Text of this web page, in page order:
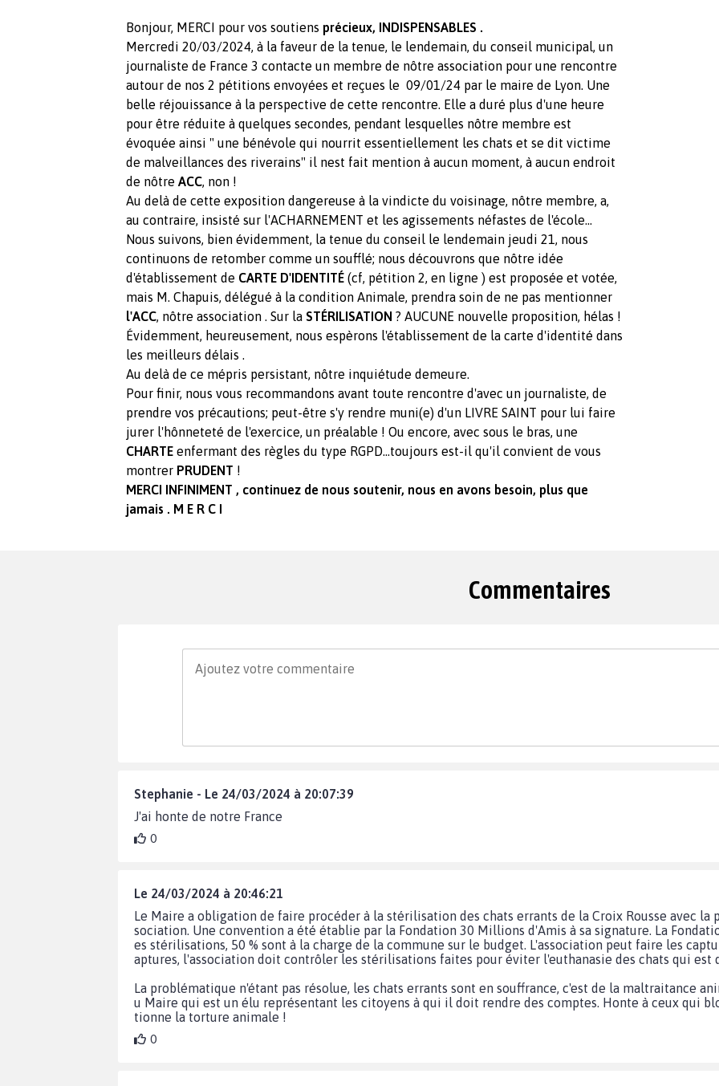
Bonjour, MERCI pour vos soutiens précieux, INDISPENSABLES .
Mercredi 20/03/2024, à la faveur de la tenue, le lendemain, du conseil municipal, un
journaliste de France 3 contacte un membre de nôtre association pour une rencontre
autour de nos 2 pétitions envoyées et reçues le 09/01/24 par le maire de Lyon. Une
belle réjouissance à la perspective de cette rencontre. Elle a duré plus d'une heure
pour être réduite à quelques secondes, pendant lesquelles nôtre membre est
évoquée ainsi " une bénévole qui nourrit essentiellement les chats et se dit victime
de malveillances des riverains" il nest fait mention à aucun moment, à aucun endroit
de nôtre ACC, non !
Au delà de cette exposition dangereuse à la vindicte du voisinage, nôtre membre, a,
au contraire, insisté sur l'ACHARNEMENT et les agissements néfastes de l'école...
Nous suivons, bien évidemment, la tenue du conseil le lendemain jeudi 21, nous
continuons de retomber comme un soufflé; nous découvrons que nôtre idée
d'établissement de CARTE D'IDENTITÉ (cf, pétition 2, en ligne ) est proposée et votée,
mais M. Chapuis, délégué à la condition Animale, prendra soin de ne pas mentionner
l'ACC, nôtre association . Sur la STÉRILISATION ? AUCUNE nouvelle proposition, hélas !
Évidemment, heureusement, nous espèrons l'établissement de la carte d'identité dans
les meilleurs délais .
Au delà de ce mépris persistant, nôtre inquiétude demeure.
Pour finir, nous vous recommandons avant toute rencontre d'avec un journaliste, de
prendre vos précautions; peut-être s'y rendre muni(e) d'un LIVRE SAINT pour lui faire
jurer l'hônneteté de l'exercice, un préalable ! Ou encore, avec sous le bras, une
CHARTE enfermant des règles du type RGPD...toujours est-il qu'il convient de vous
montrer PRUDENT !
MERCI INFINIMENT , continuez de nous soutenir, nous en avons besoin, plus que
jamais . M E R C I
Commentaires
Stephanie - Le 24/03/2024 à 20:07:39
J'ai honte de notre France
0
Le 24/03/2024 à 20:46:21
Le Maire a obligation de faire procéder à la stérilisation des chats errants de la Croix Rousse avec
sociation. Une convention a été établie par la Fondation 30 Millions d'Amis à sa signature. La
es stérilisations, 50 % sont à la charge de la commune sur le budget. L'association peut faire les
aptures, l'association doit contrôler les stérilisations faites pour éviter l'euthanasie des chats qui est
La problématique n'étant pas résolue, les chats errants sont en souffrance, c'est de la maltraitance
u Maire qui est un élu représentant les citoyens à qui il doit rendre des comptes. Honte à ceux qui
tionne la torture animale !
0